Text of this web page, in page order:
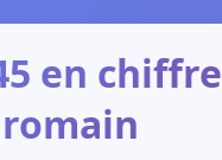
en chiffre
romain